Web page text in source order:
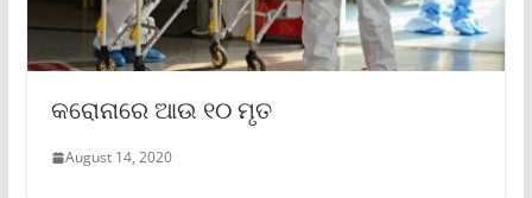
କରୋନାରେ ଆଉ ୧୦ ମୃତ
August 14, 2020